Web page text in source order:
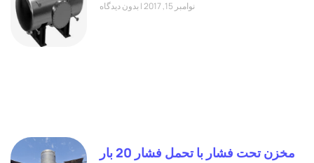
نوامبر 15, 2017 بدون دیدگاه
مخزن تحت فشار با تحمل فشار 20 بار